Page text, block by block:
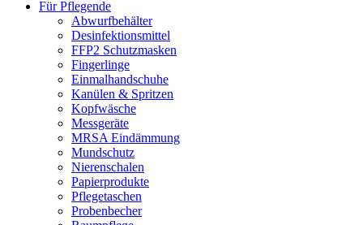
Für Pflegende
Abwurfbehälter
Desinfektionsmittel
FFP2 Schutzmasken
Fingerlinge
Einmalhandschuhe
Kanülen & Spritzen
Kopfwäsche
Messgeräte
MRSA Eindämmung
Mundschutz
Nierenschalen
Papierprodukte
Pflegetaschen
Probenbecher